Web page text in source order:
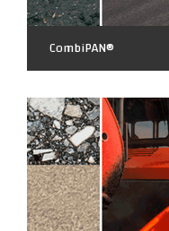
CombiPAN®